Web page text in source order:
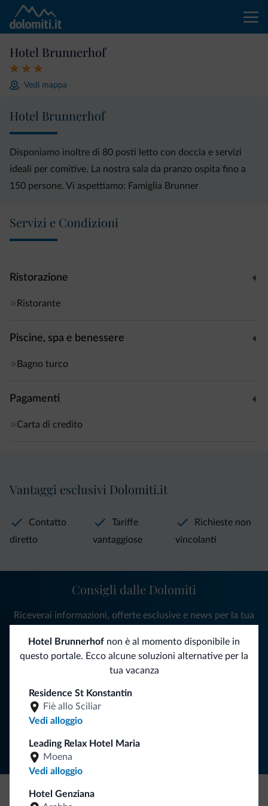
Hotel Brunnerhof
Vedi mappa
Hotel Brunnerhof
Disponiamo inoltre di 80 posti letto con doccia e servizi
ideali per comitive. La nostra sala da pranzo ospita fino a
150 persone. Vi aspettiamo: Famiglia Brunner
Servizi e Condizioni
Ristorazione
Ristorante
Piscine, spa e benessere
Bagno turco
Pagamenti
Carta di credito
Hotel Brunnerhof non è al momento disponibile in
questo portale. Ecco alcune soluzioni alternative per la
tua vacanza
Residence St Konstantin
Fiè allo Sciliar
Vedi alloggio
Leading Relax Hotel Maria
Moena
Vedi alloggio
Hotel Genziana
Vantaggi esclusivi Dolomiti.it
Contatto
diretto
Tariffe
vantaggiose
Richieste non
vincolanti
Consigli dalle Dolomiti
Riceverai informazioni, offerte esclusive e news per la tua